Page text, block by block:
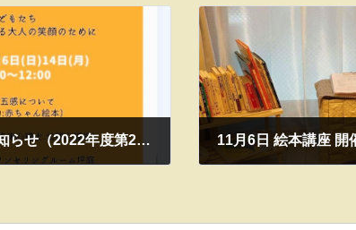
11月 絵本講座 のお知らせ（2022年度第2期）